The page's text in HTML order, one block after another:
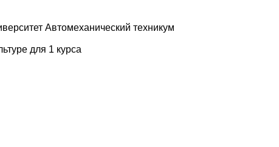
Автомеханический техникум
для 1 курса